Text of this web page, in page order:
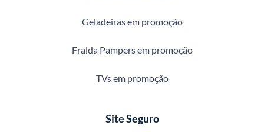
Geladeiras em promoção
Fralda Pampers em promoção
TVs em promoção
Site Seguro